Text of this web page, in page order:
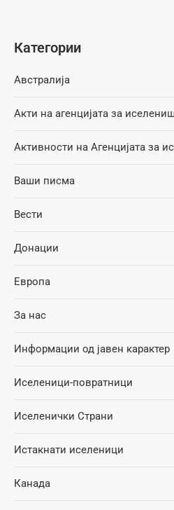
Категории
Австралија
Акти на агенцијата за
Активности на Агенцијата за
Ваши писма
Вести
Донации
Европа
За нас
Информации од јавен карактер
Иселеници-повратници
Иселенички Страни
Истакнати иселеници
Канада